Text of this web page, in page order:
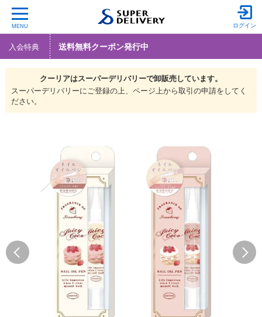
MENU ログイン
入会特典 送料無料クーポン発行中
クーリアはスーパーデリバリーで卸販売しています。
スーパーデリバリーにご登録の上、ページ上から取引の申請をしてく
ださい。